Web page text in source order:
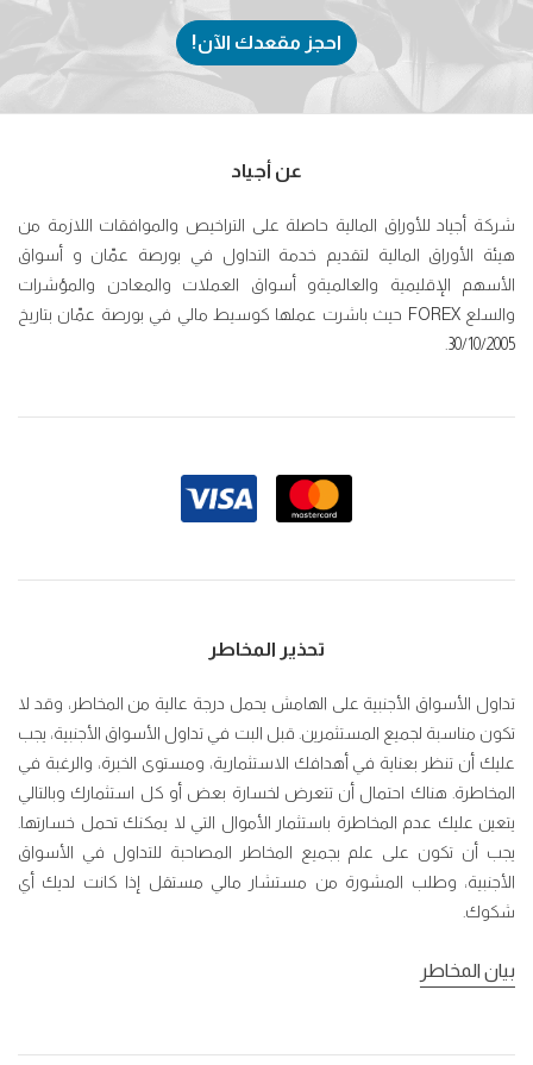
احجز مقعدك الآن!
عن أجياد
شركة أجياد للأوراق المالية حاصلة على التراخيص والموافقات اللازمة من
هيئة الأوراق المالية لتقديم خدمة التداول في بورصة عمّان و أسواق
الأسهم الإقليمية والعالميةو أسواق العملات والمعادن والمؤشرات
والسلع FOREX حيث باشرت عملها كوسيط مالي في بورصة عمّان بتاريخ
30/10/2005.
تحذير المخاطر
تداول الأسواق الأجنبية على الهامش يحمل درجة عالية من المخاطر، وقد لا
تكون مناسبة لجميع المستثمرين. قبل البت في تداول الأسواق الأجنبية، يجب
عليك أن تنظر بعناية في أهدافك الاستثمارية، ومستوى الخبرة، والرغبة في
المخاطرة. هناك احتمال أن تتعرض لخسارة بعض أو كل استثمارك وبالتالي
يتعين عليك عدم المخاطرة باستثمار الأموال التي لا يمكنك تحمل خسارتها.
يجب أن تكون على علم بجميع المخاطر المصاحبة للتداول في الأسواق
الأجنبية، وطلب المشورة من مستشار مالي مستقل إذا كانت لديك أي
شكوك.
بيان المخاطر